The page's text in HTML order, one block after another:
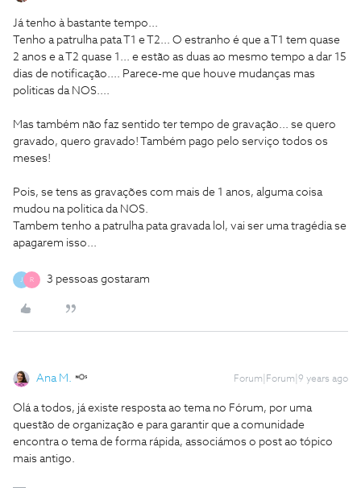
Já tenho à bastante tempo...
Tenho a patrulha pata T1 e T2... O estranho é que a T1 tem quase
2 anos e a T2 quase 1... e estão as duas ao mesmo tempo a dar 15
dias de notificação.... Parece-me que houve mudanças mas
politicas da NOS....
Mas também não faz sentido ter tempo de gravação... se quero
gravado, quero gravado! Também pago pelo serviço todos os
meses!
Pois, se tens as gravações com mais de 1 anos, alguma coisa
mudou na politica da NOS.
Tambem tenho a patrulha pata gravada lol, vai ser uma tragédia se
apagarem isso...
R 3 pessoas gostaram
Ana M. Forum|Forum|9 years ago
Olá a todos, já existe resposta ao tema no Fórum, por uma
questão de organização e para garantir que a comunidade
encontra o tema de forma rápida, associámos o post ao tópico
mais antigo.